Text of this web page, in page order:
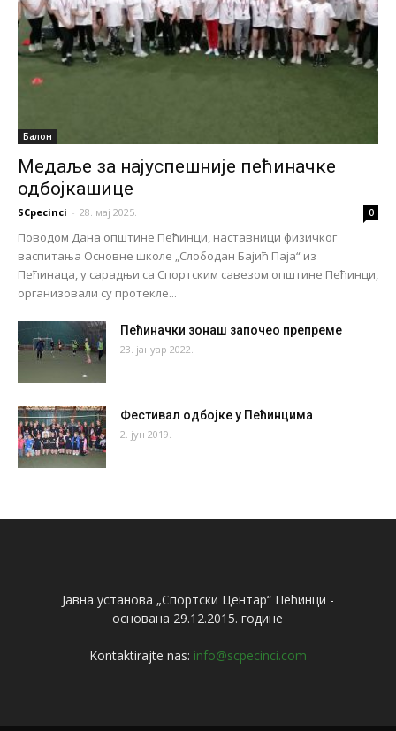
Балон
Медаље за најуспешније пећиначке
одбојкашице
SCpecinci - 28. мај 2025. 0
Поводом Дана општине Пећинци, наставници физичког
васпитања Основне школе „Слободан Бајић Паја“ из
Пећинаца, у сарадњи са Спортским савезом општине Пећинци,
организовали су протекле...
Пећиначки зонаш започео препреме
23. јануар 2022.
Фестивал одбојке у Пећинцима
2. јун 2019.
Јавна установа „Спортски Центар“ Пећинци -
основана 29.12.2015. године
Kontaktirajte nas: info@scpecinci.com